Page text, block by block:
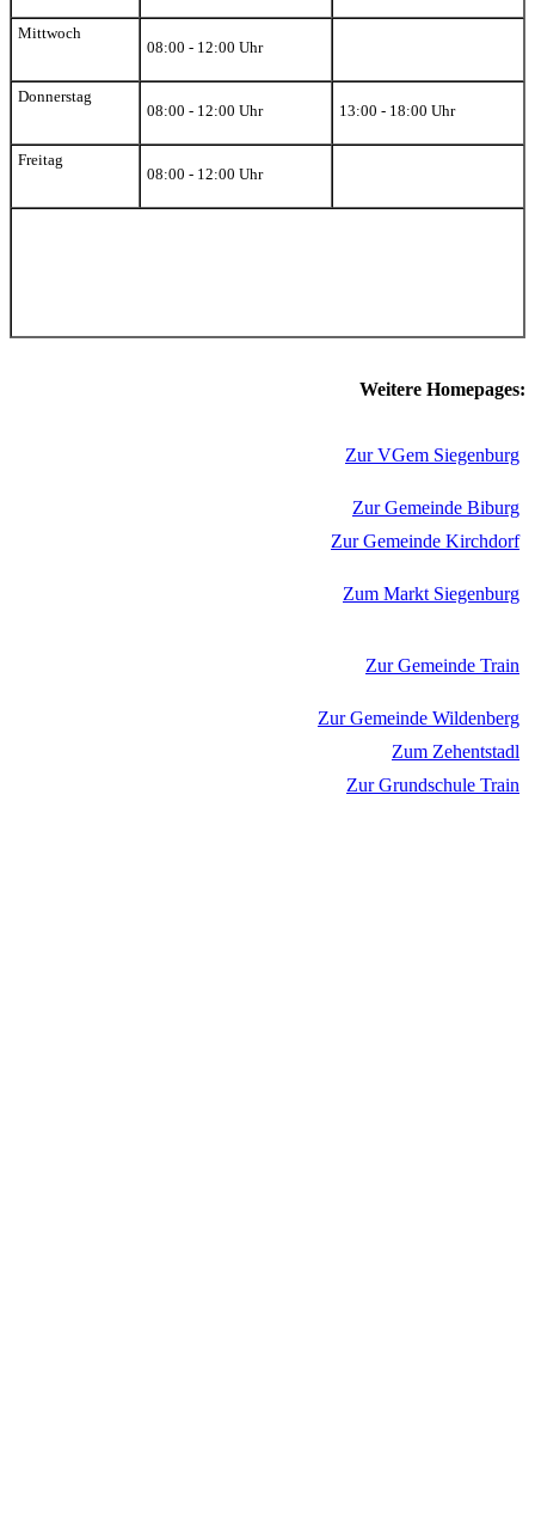
Mittwoch
08:00 - 12:00 Uhr
Donnerstag
08:00 - 12:00 Uhr
13:00 - 18:00 Uhr
Freitag
08:00 - 12:00 Uhr
Weitere Homepages:
Zur VGem Siegenburg
Zur Gemeinde Biburg
Zur Gemeinde Kirchdorf
Zum Markt Siegenburg
Zur Gemeinde Train
Zur Gemeinde Wildenberg
Zum Zehentstadl
Zur Grundschule Train